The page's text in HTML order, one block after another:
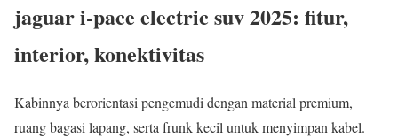
jaguar i-pace electric suv 2025: fitur,
interior, konektivitas
Kabinnya berorientasi pengemudi dengan material premium,
ruang bagasi lapang, serta frunk kecil untuk menyimpan kabel.